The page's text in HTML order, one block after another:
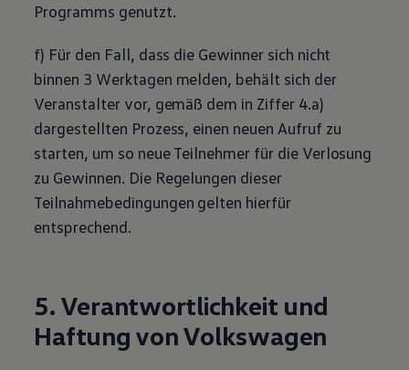
Programms genutzt.
f) Für den Fall, dass die Gewinner sich nicht
binnen 3 Werktagen melden, behält sich der
Veranstalter vor, gemäß dem in Ziffer 4.a)
dargestellten Prozess, einen neuen Aufruf zu
starten, um so neue Teilnehmer für die Verlosung
zu Gewinnen. Die Regelungen dieser
Teilnahmebedingungen gelten hierfür
entsprechend.
5. Verantwortlichkeit und
Haftung vonVolkswagen